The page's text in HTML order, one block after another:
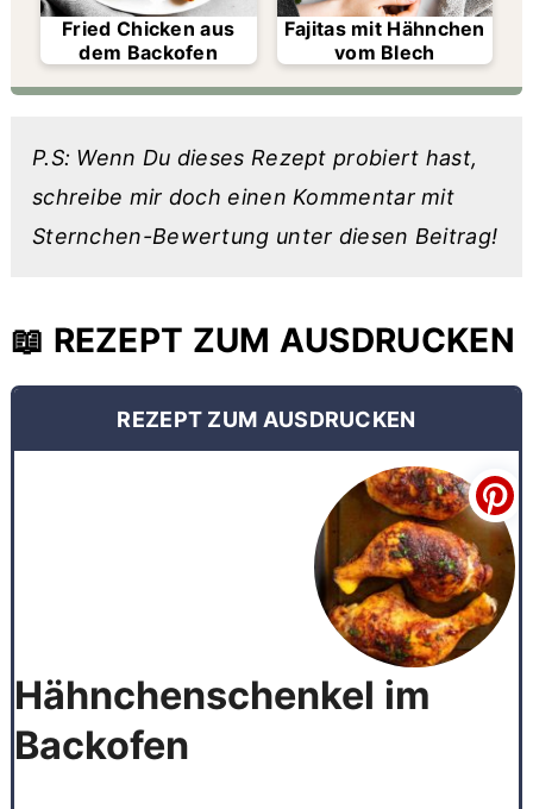
Fried Chicken aus
dem Backofen
Fajitas mit Hähnchen
vom Blech
P.S: Wenn Du dieses Rezept probiert hast,
schreibe mir doch einen Kommentar mit
Sternchen-Bewertung unter diesen Beitrag!
📖 REZEPT ZUM AUSDRUCKEN
REZEPT ZUM AUSDRUCKEN
Hähnchenschenkel im
Backofen